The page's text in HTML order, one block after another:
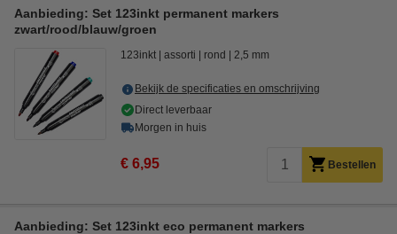
Aanbieding: Set 123inkt permanent markers
zwart/rood/blauw/groen
123inkt assorti rond 2,5 mm
Bekijk de specificaties en omschrijving
Direct leverbaar
Morgen in huis
€ 6,95 Bestellen
Aanbieding: Set 123inkt eco permanent markers